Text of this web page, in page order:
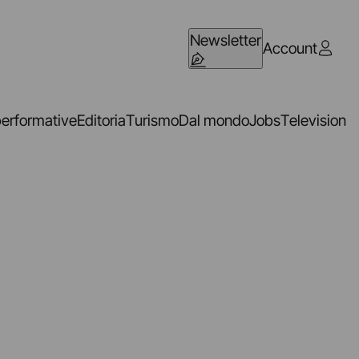
NewsletterAccount
EditoriaTurismoDal mondoJobsTelevision